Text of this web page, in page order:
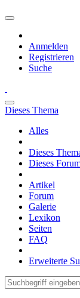
Anmelden
Registrieren
Suche
Dieses Thema
Alles
Dieses
Dieses
Artikel
Forum
Galerie
Lexikon
Seiten
FAQ
Erweiterte